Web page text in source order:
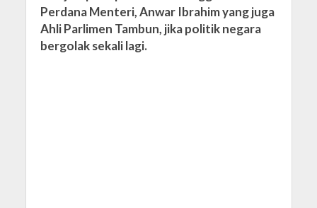
Perdana Menteri, Anwar Ibrahim yang juga
Ahli Parlimen Tambun, jika politik negara
bergolak sekali lagi.